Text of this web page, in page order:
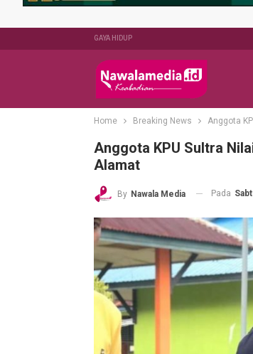
GAYA HIDUP
Home Breaking News Anggota
Anggota KPU Sultra
Alamat
By Nawala Media Pada